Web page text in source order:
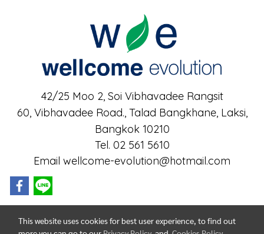
42/25 Moo 2, Soi Vibhavadee Rangsit
60, Vibhavadee Road., Talad Bangkhane, Laksi,
Bangkok 10210
Tel. 02 561 5610
Email wellcome-evolution@hotmail.com
This website uses cookies for best user experience, to find out